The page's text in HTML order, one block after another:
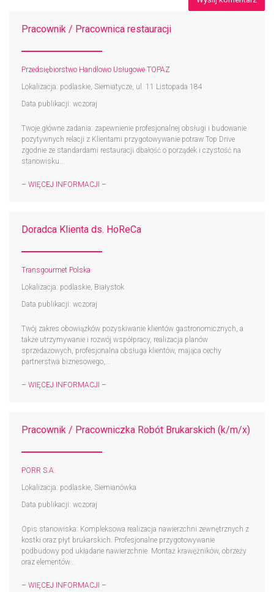
Pracownik / Pracownica restauracji
Przedsiębiorstwo Handlowo Usługowe TOPAZ
Lokalizacja: podlaskie, Siemiatycze, ul. 11 Listopada 184
Data publikacji: wczoraj
Twoje główne zadania: zapewnienie profesjonalnej obsługi i budowanie
pozytywnych relacji z Klientami przygotowywanie potraw Top Drive
zgodnie ze standardami restauracji dbałość o porządek i czystość na
stanowisku...
– WIĘCEJ INFORMACJI –
Doradca Klienta ds. HoReCa
Transgourmet Polska
Lokalizacja: podlaskie, Białystok
Data publikacji: wczoraj
Twój zakres obowiązków pozyskiwanie klientów gastronomicznych, a
także utrzymywanie i rozwój współpracy, realizacja planów
sprzedażowych, profesjonalna obsługa klientów, mająca cechy
partnerstwa biznesowego,...
– WIĘCEJ INFORMACJI –
Pracownik / Pracowniczka Robót Brukarskich (k/m/x)
PORR S.A.
Lokalizacja: podlaskie, Siemianówka
Data publikacji: wczoraj
Opis stanowiska: Kompleksowa realizacja nawierzchni zewnętrznych z
kostki oraz płyt brukarskich. Profesjonalne przygotowywanie
podbudowy pod układane nawierzchnie. Montaż krawężników, obrzeży
oraz elementów...
– WIĘCEJ INFORMACJI –